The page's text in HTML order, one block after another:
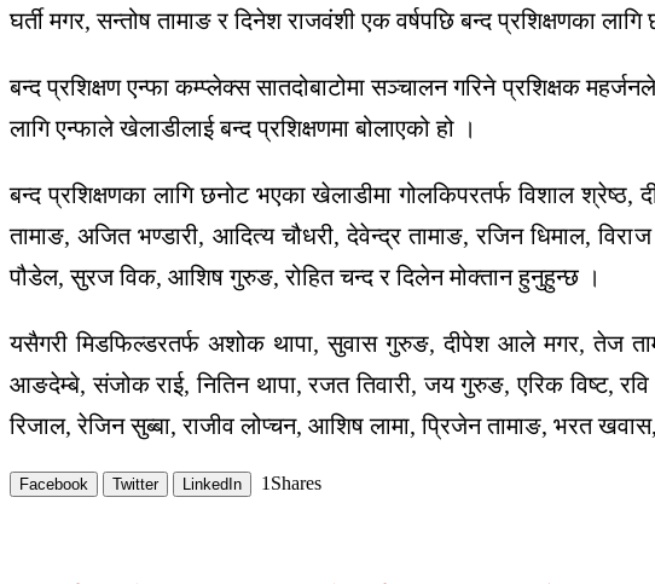
घर्ती मगर, सन्तोष तामाङ र दिनेश राजवंशी एक वर्षपछि बन्द प्रशिक्षणका
बन्द प्रशिक्षण एन्फा कम्प्लेक्स सातदोबाटोमा सञ्चालन गरिने प्रशिक्षक
लागि एन्फाले खेलाडीलाई बन्द प्रशिक्षणमा बोलाएको हो ।
बन्द प्रशिक्षणका लागि छनोट भएका खेलाडीमा गोलकिपरतर्फ विशाल
तामाङ, अजित भण्डारी, आदित्य चौधरी, देवेन्द्र तामाङ, रजिन धिमाल,
पौडेल, सुरज विक, आशिष गुरुङ, रोहित चन्द र दिलेन मोक्तान हुनुहुन्छ ।
यसैगरी मिडफिल्डरतर्फ अशोक थापा, सुवास गुरुङ, दीपेश आले मगर, तेज
आङदेम्बे, संजोक राई, नितिन थापा, रजत तिवारी, जय गुरुङ, एरिक विष्ट,
रिजाल, रेजिन सुब्बा, राजीव लोप्चन, आशिष लामा, प्रिजेन तामाङ, भरत
Facebook Twitter LinkedIn 1 Shares